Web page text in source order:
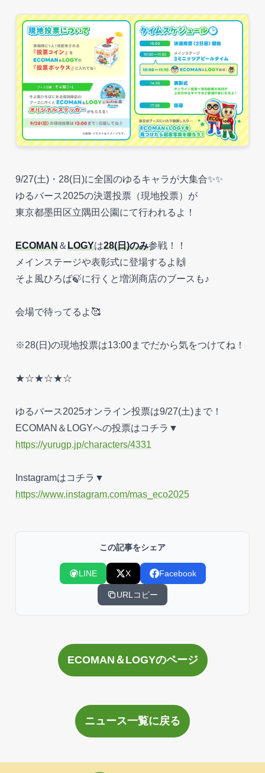
9/27(土)・28(日)に全国のゆるキャラが大集合✨✨
ゆるバース2025の決選投票（現地投票）が
東京都墨田区立隅田公園にて行われるよ！
ECOMAN＆LOGYは28(日)のみ参戦！！
メインステージや表彰式に登場するよ🙌
そよ風ひろば🍃に行くと増渕商店のブースも♪
会場で待ってるよ🥰
※28(日)の現地投票は13:00までだから気をつけてね！
★☆★☆★☆
ゆるバース2025オンライン投票は9/27(土)まで！
ECOMAN＆LOGYへの投票はコチラ▼
https://yurugp.jp/characters/4331
Instagramはコチラ▼
https://www.instagram.com/mas_eco2025
この記事をシェア
LINE X Facebook
URLコピー
ECOMAN＆LOGYのページ
ニュース一覧に戻る